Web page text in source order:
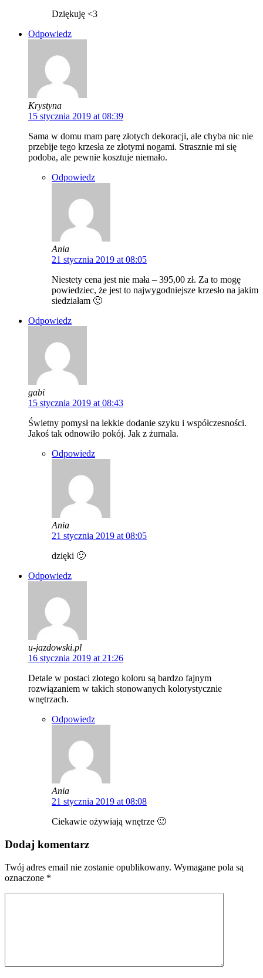
Dziękuję <3
Odpowiedz
Krystyna
15 stycznia 2019 at 08:39
Sama w domu mam parę złotych dekoracji, ale chyba nic nie
przebije tego krzesła ze złotymi nogami. Strasznie mi się
podoba, ale pewnie kosztuje niemało.
Odpowiedz
Ania
21 stycznia 2019 at 08:05
Niestety cena jest nie mała – 395,00 zł. Za to mogę
powiedziec, że jest to najwygodniejsze krzesło na jakim
siedziałam 🙂
Odpowiedz
gabi
15 stycznia 2019 at 08:43
Świetny pomysł na lekkie dodanie szyku i współczesności.
Jakoś tak odnowiło pokój. Jak z żurnala.
Odpowiedz
Ania
21 stycznia 2019 at 08:05
dzięki 🙂
Odpowiedz
u-jazdowski.pl
16 stycznia 2019 at 21:26
Detale w postaci złotego koloru są bardzo fajnym
rozwiązaniem w takich stonowanych kolorystycznie
wnętrzach.
Odpowiedz
Ania
21 stycznia 2019 at 08:08
Ciekawie ożywiają wnętrze 🙂
Dodaj komentarz
Twój adres email nie zostanie opublikowany. Wymagane pola są
oznaczone *